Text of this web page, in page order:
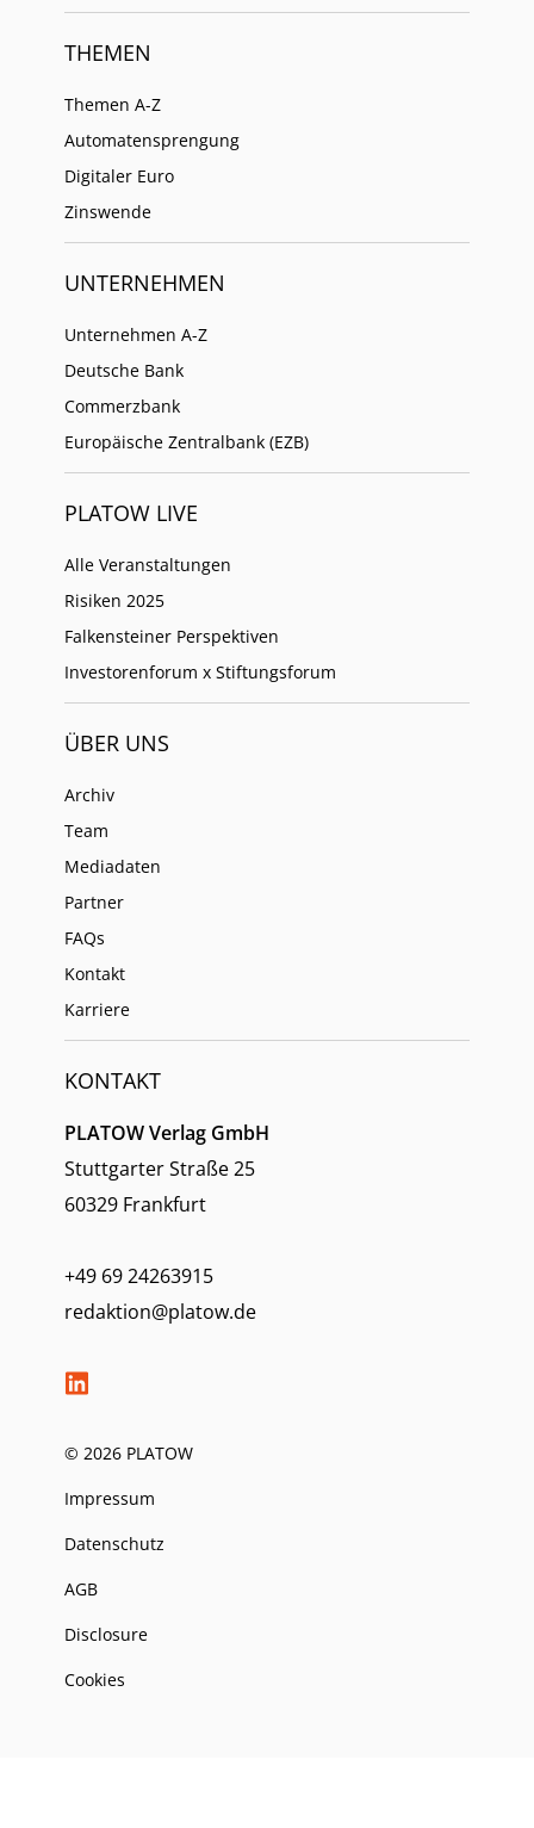
THEMEN
Themen A-Z
Automatensprengung
Digitaler Euro
Zinswende
UNTERNEHMEN
Unternehmen A-Z
Deutsche Bank
Commerzbank
Europäische Zentralbank (EZB)
PLATOW LIVE
Alle Veranstaltungen
Risiken 2025
Falkensteiner Perspektiven
Investorenforum x Stiftungsforum
ÜBER UNS
Archiv
Team
Mediadaten
Partner
FAQs
Kontakt
Karriere
KONTAKT
PLATOW Verlag GmbH
Stuttgarter Straße 25
60329 Frankfurt
+49 69 24263915
redaktion@platow.de
© 2026 PLATOW
Impressum
Datenschutz
AGB
Disclosure
Cookies